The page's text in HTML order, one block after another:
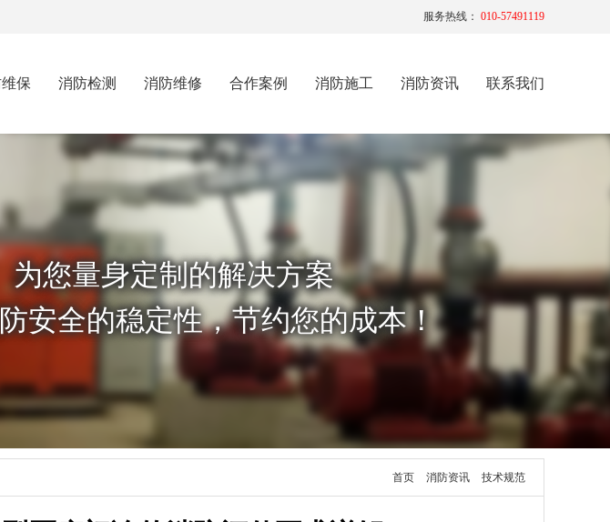
服务热线： 010-57491119
保 消防检测 消防维修 合作案例 消防施工 消防资讯 联系我们
为您量身定制的解决方案
安全的稳定性，节约您的成本！
首页 消防资讯 技术规范